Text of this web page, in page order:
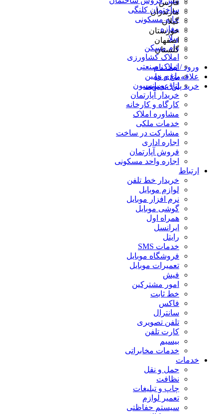
ساختمان کلنگی
خانه مسکونی
مغازه
ویلا
وام مسکن
املاک کشاورزی
املاک صنعتی
باغ و زمین
اتاق و پانسیون
خریدار آپارتمان
کارگاه و کارخانه
مشاوره املاک
خدمات ملکی
مشارکت در ساخت
اجاره اداری
فروش آپارتمان
اجاره واحد مسکونی
ارتباط
خریدار خط تلفن
لوازم موبایل
نرم افزار موبایل
گوشی موبایل
همراه اول
ایرانسل
رایتل
خدمات SMS
فروشگاه موبایل
تعمیرات موبایل
فیش
امور مشترکین
خط ثابت
فاکس
سانترال
تلفن تصویری
کارت تلفن
بیسیم
خدمات مخابراتی
خدمات
حمل و نقل
نظافت
چاپ و تبلیغات
تعمیر لوازم
سیستم حفاظتی
فارس
مازندران
گیلان
خوزستان
اصفهان
گلستان
ورود / ثبت نام
علاقه‌مندی ها
خرید پلن عضویت